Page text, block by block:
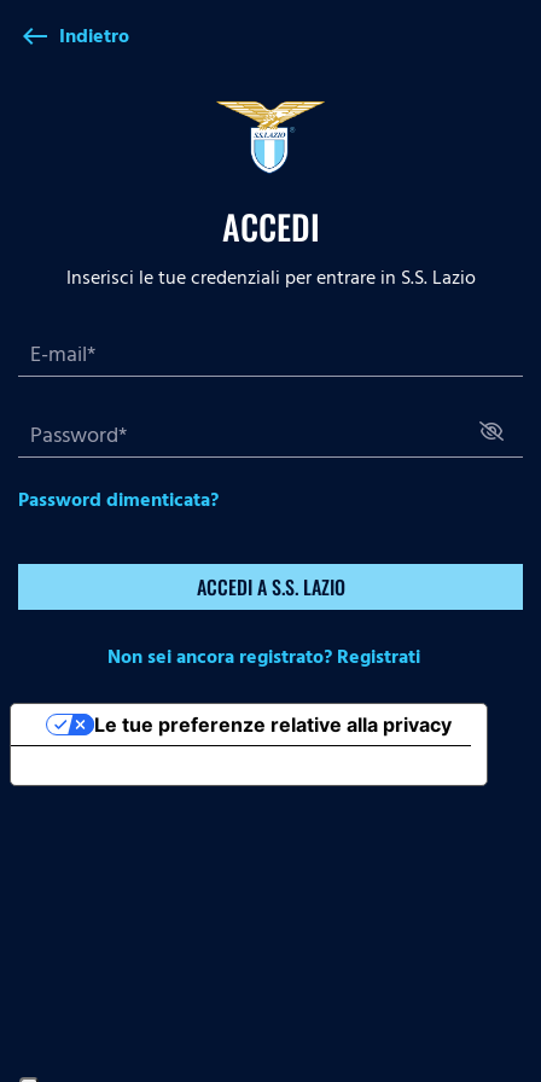
west Indietro
ACCEDI
Inserisci le tue credenziali per entrare in S.S. Lazio
Password dimenticata?
ACCEDI A S.S. LAZIO
Non sei ancora registrato? Registrati
Le tue preferenze relative alla privacy